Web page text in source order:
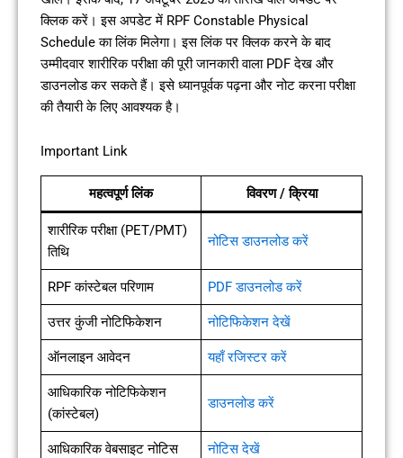
क्लिक करें। इस अपडेट में RPF Constable Physical
Schedule का लिंक मिलेगा। इस लिंक पर क्लिक करने के बाद
उम्मीदवार शारीरिक परीक्षा की पूरी जानकारी वाला PDF देख और
डाउनलोड कर सकते हैं। इसे ध्यानपूर्वक पढ़ना और नोट करना परीक्षा
की तैयारी के लिए आवश्यक है।
Important Link
महत्वपूर्ण लिंक विवरण / क्रिया
शारीरिक परीक्षा (PET/PMT)
तिथि
नोटिस डाउनलोड करें
RPF कांस्टेबल परिणाम PDF डाउनलोड करें
उत्तर कुंजी नोटिफिकेशन नोटिफिकेशन देखें
ऑनलाइन आवेदन यहाँ रजिस्टर करें
आधिकारिक नोटिफिकेशन
(कांस्टेबल)
डाउनलोड करें
आधिकारिक वेबसाइट नोटिस नोटिस देखें